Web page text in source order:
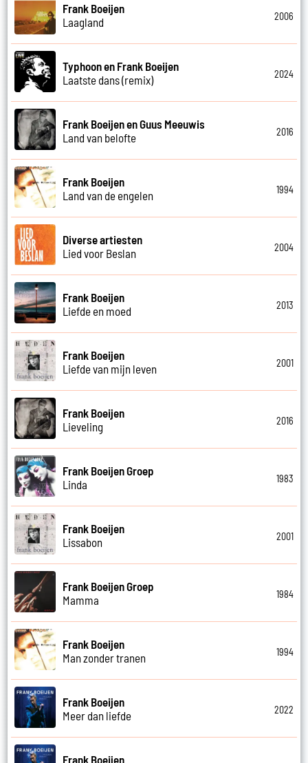
Frank Boeijen
Laagland
2006
Typhoon en Frank Boeijen
Laatste dans (remix)
2024
Frank Boeijen en Guus Meeuwis
Land van belofte
2016
Frank Boeijen
Land van de engelen
1994
Diverse artiesten
Lied voor Beslan
2004
Frank Boeijen
Liefde en moed
2013
Frank Boeijen
Liefde van mijn leven
2001
Frank Boeijen
Lieveling
2016
Frank Boeijen Groep
Linda
1983
Frank Boeijen
Lissabon
2001
Frank Boeijen Groep
Mamma
1984
Frank Boeijen
Man zonder tranen
1994
Frank Boeijen
Meer dan liefde
2022
Frank Boeijen